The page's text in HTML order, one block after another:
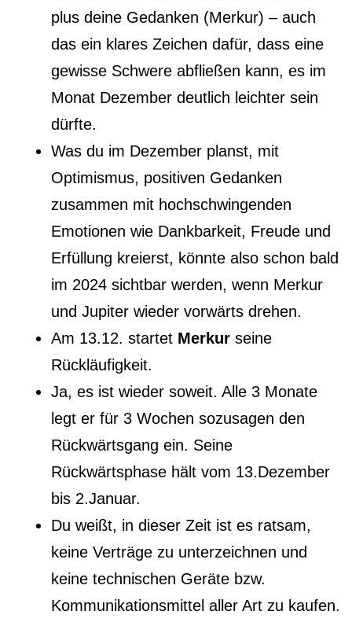
plus deine Gedanken (Merkur) – auch
das ein klares Zeichen dafür, dass eine
gewisse Schwere abfließen kann, es im
Monat Dezember deutlich leichter sein
dürfte.
Was du im Dezember planst, mit
Optimismus, positiven Gedanken
zusammen mit hochschwingenden
Emotionen wie Dankbarkeit, Freude und
Erfüllung kreierst, könnte also schon bald
im 2024 sichtbar werden, wenn Merkur
und Jupiter wieder vorwärts drehen.
Am 13.12. startet Merkur seine
Rückläufigkeit.
Ja, es ist wieder soweit. Alle 3 Monate
legt er für 3 Wochen sozusagen den
Rückwärtsgang ein. Seine
Rückwärtsphase hält vom 13.Dezember
bis 2.Januar.
Du weißt, in dieser Zeit ist es ratsam,
keine Verträge zu unterzeichnen und
keine technischen Geräte bzw.
Kommunikationsmittel aller Art zu kaufen.